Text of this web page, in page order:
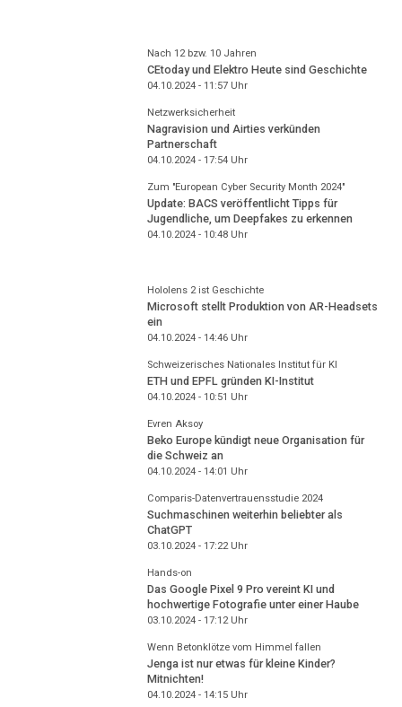
Nach 12 bzw. 10 Jahren
CEtoday und Elektro Heute sind Geschichte
04.10.2024 - 11:57Uhr
Netzwerksicherheit
Nagravision und Airties verkünden
Partnerschaft
04.10.2024 - 17:54Uhr
Zum "European Cyber Security Month 2024"
Update: BACS veröffentlicht Tipps für
Jugendliche, um Deepfakes zu erkennen
04.10.2024 - 10:48Uhr
Hololens 2 ist Geschichte
Microsoft stellt Produktion von AR-Headsets
ein
04.10.2024 - 14:46Uhr
Schweizerisches Nationales Institut für KI
ETH und EPFL gründen KI-Institut
04.10.2024 - 10:51 Uhr
Evren Aksoy
Beko Europe kündigt neue Organisation für
die Schweiz an
04.10.2024 - 14:01 Uhr
Comparis-Datenvertrauensstudie 2024
Suchmaschinen weiterhin beliebter als
ChatGPT
03.10.2024 - 17:22Uhr
Hands-on
Das Google Pixel 9 Pro vereint KI und
hochwertige Fotografie unter einer Haube
03.10.2024 - 17:12Uhr
Wenn Betonklötze vom Himmel fallen
Jenga ist nur etwas für kleine Kinder?
Mitnichten!
04.10.2024 - 14:15Uhr